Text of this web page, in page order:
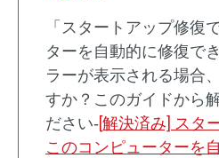
「スタートアップ修復
ターを自動的に修復で
ラーが表示される場合
すか？このガイドから
ださい‐[解決済み] スタ
このコンピューターを